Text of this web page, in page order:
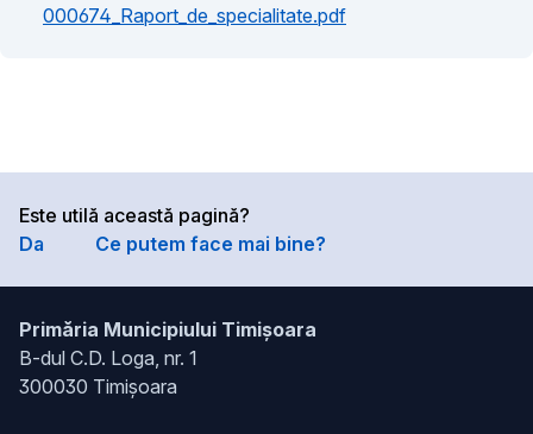
000674_Raport_de_specialitate.pdf
Este utilă această pagină?
Da
Ce putem face mai bine?
Primăria Municipiului Timișoara
B-dul C.D. Loga, nr. 1
300030 Timișoara